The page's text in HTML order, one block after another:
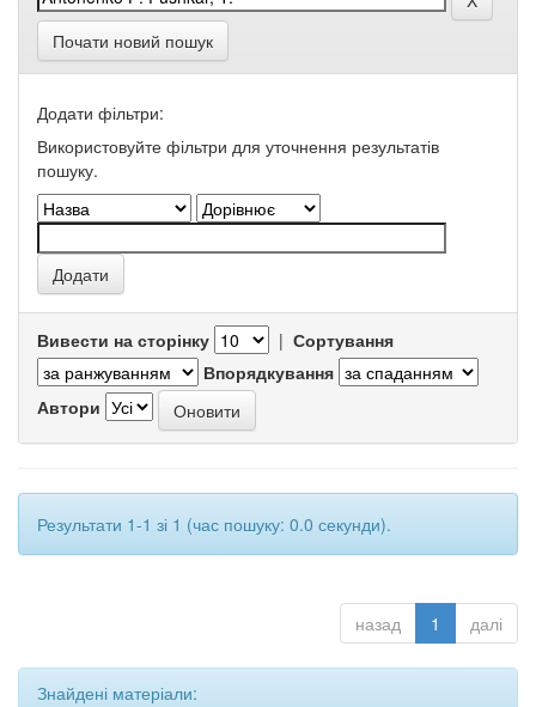
Почати новий пошук
Додати фільтри:
Використовуйте фільтри для уточнення результатів
пошуку.
Вивести на сторінку | Сортування
Впорядкування
Автори
Результати 1-1 зі 1 (час пошуку: 0.0 секунди).
назад 1 далі
Знайдені матеріали: